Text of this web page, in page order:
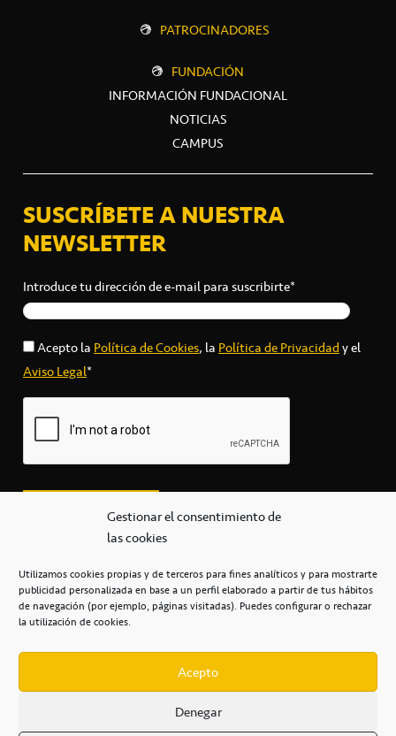
Gestionar el consentimiento de
las cookies
Utilizamos cookies propias y de terceros para fines analíticos y para mostrarte
publicidad personalizada en base a un perfil elaborado a partir de tus hábitos
de navegación (por ejemplo, páginas visitadas). Puedes configurar o rechazar
la utilización de cookies.
Acepto
Denegar
PATROCINADORES
FUNDACIÓN
INFORMACIÓN FUNDACIONAL
NOTICIAS
CAMPUS
SUSCRÍBETE A NUESTRA
NEWSLETTER
Introduce tu dirección de e-mail para suscribirte*
Acepto laPolítica de Cookies, laPolítica de Privacidady el
Aviso Legal*
secretaria@cbcanarias.es
+34 922 253 684
Casa del Deporte / 38108 – La Laguna